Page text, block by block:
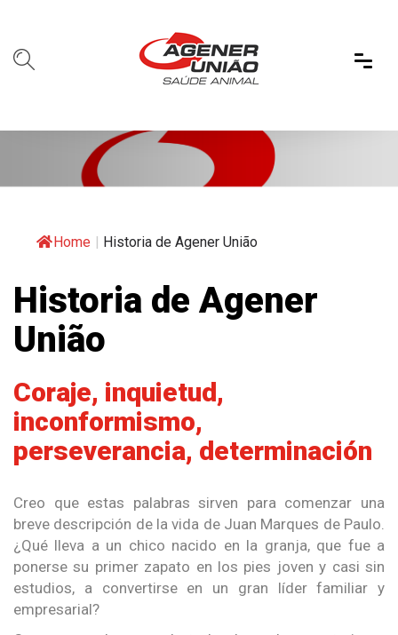
Home | Historia de Agener União
Historia de Agener
União
Coraje, inquietud,
inconformismo,
perseverancia, determinación
Creo que estas palabras sirven para comenzar una
breve descripción de la vida de Juan Marques de Paulo.
¿Qué lleva a un chico nacido en la granja, que fue a
ponerse su primer zapato en los pies joven y casi sin
estudios, a convertirse en un gran líder familiar y
empresarial?